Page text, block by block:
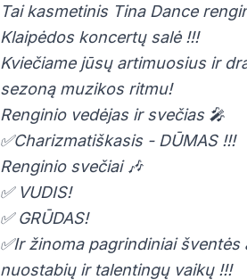
Tai kasmetinis Tina Dance
Klaipėdos koncertų salė !!!
Kviečiame jūsų artimuosius ir
sezoną muzikos ritmu!
Renginio vedėjas ir svečias 🎤
✅Charizmatiškasis - DŪMAS !!!
Renginio svečiai 🎶
✅ VUDIS!
✅ GRŪDAS!
✅Ir žinoma pagrindiniai
nuostabių ir talentingų vaikų !!!